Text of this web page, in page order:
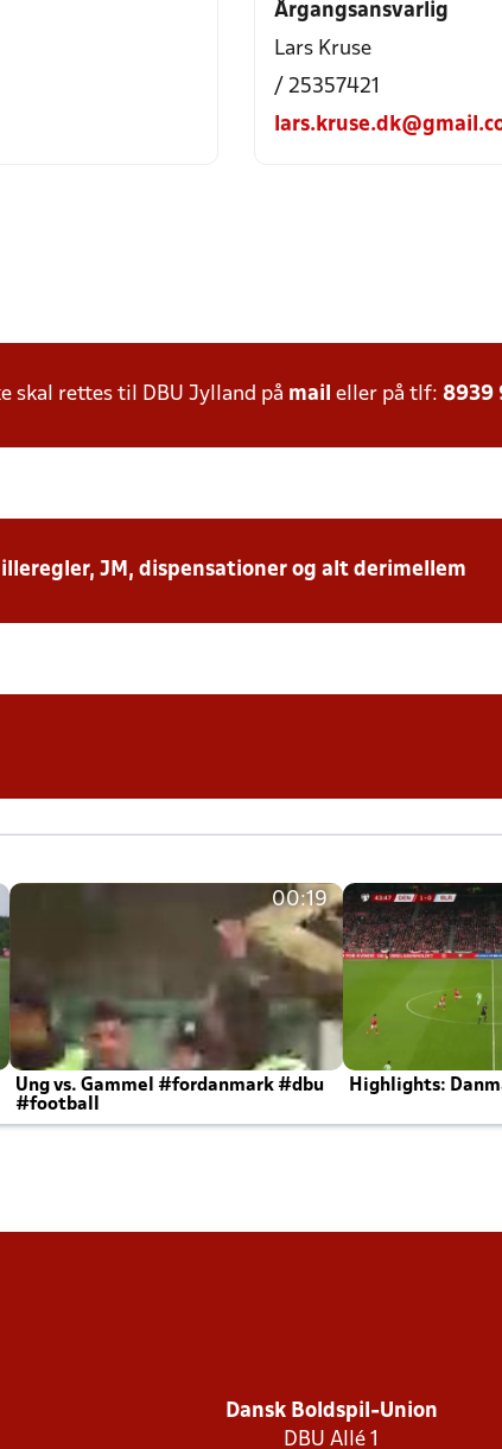
Årgangsansvarlig
Lars Kruse
/ 25357421
skal rettes til DBU Jylland på mail eller på tlf: 8939
JM, dispensationer og alt derimellem
00:19
Ung vs. Gammel #fordanmark #dbu
#football
Highlights:
Dansk Boldspil-Union
DBU Allé 1